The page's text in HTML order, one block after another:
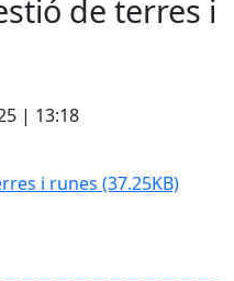
de terres i
| 13:18
i runes (37.25KB)